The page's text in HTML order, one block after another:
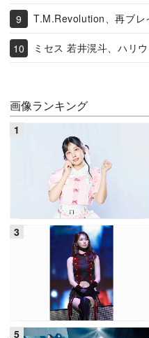
T.M.Revolution、再ブレ
ミセス 若井滉斗、ハリ
画像ランキング